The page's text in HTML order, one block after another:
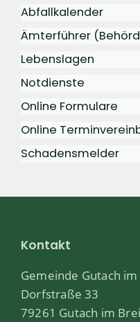
Abfallkalender
Ämterführer
Lebenslagen
Notdienste
Online Formulare
Online
Schadensmelder
Kontakt
Gemeinde Gutach
Dorfstraße 33
79261 Gutach im